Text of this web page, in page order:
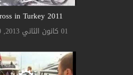
2011 Motocross in Turkey
01 كانون الثاني 2013, 12:00 ص